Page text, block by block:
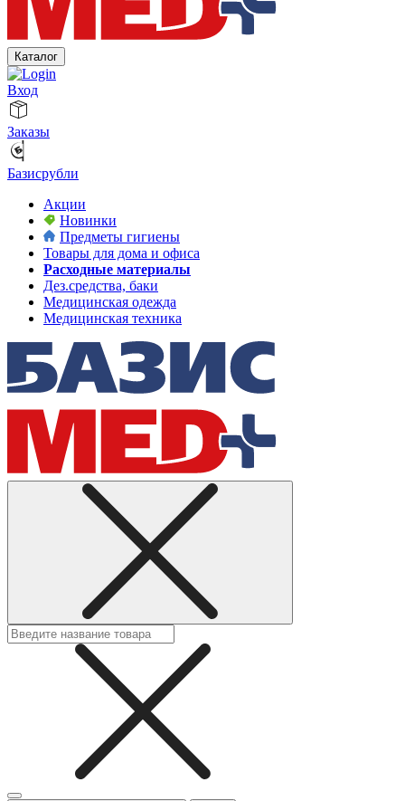
Каталог
Вход
Заказы
Базисрубли
Акции
Новинки
Предметы гигиены
Товары для дома и офиса
Расходные материалы
Дез.средства, баки
Медицинская одежда
Медицинская техника